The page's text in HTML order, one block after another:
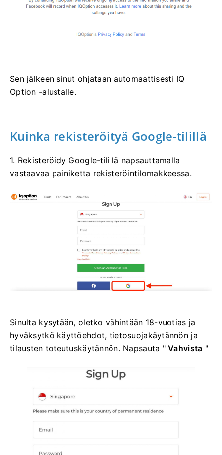
Sen jälkeen sinut ohjataan automaattisesti IQ
Option -alustalle.
Kuinka rekisteröityä Google-tilillä
1. Rekisteröidy Google-tilillä napsauttamalla
vastaavaa painiketta rekisteröintilomakkeessa.
Sinulta kysytään, oletko vähintään 18-vuotias ja
hyväksytkö käyttöehdot, tietosuojakäytännön ja
tilausten toteutuskäytännön. Napsauta "Vahvista "